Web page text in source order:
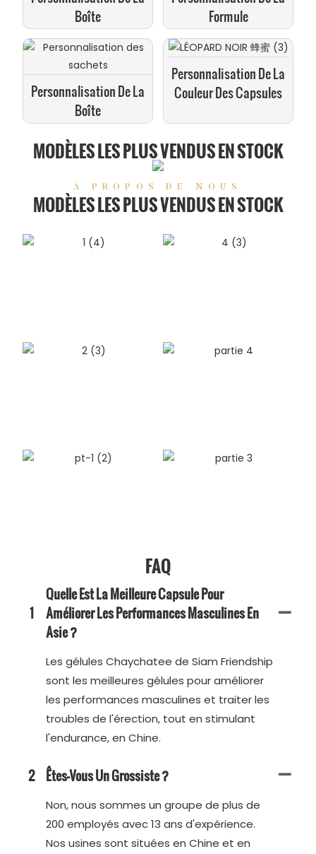
Boîte
Formule
Personnalisation De La
Boîte
Personnalisation De La
Couleur Des Capsules
MODÈLES LES PLUS VENDUS EN STOCK
À PROPOS DE NOUS
MODÈLES LES PLUS VENDUS EN STOCK
FAQ
1
Quelle Est La Meilleure Capsule Pour
Améliorer Les Performances Masculines En
Asie ?
Les gélules Chaychatee de Siam Friendship
sont les meilleures gélules pour améliorer
les performances masculines et traiter les
troubles de l'érection, tout en stimulant
l'endurance, en Chine.
2 Êtes-Vous Un Grossiste ?
Non, nous sommes un groupe de plus de
200 employés avec 13 ans d'expérience.
Nos usines sont situées en Chine et en